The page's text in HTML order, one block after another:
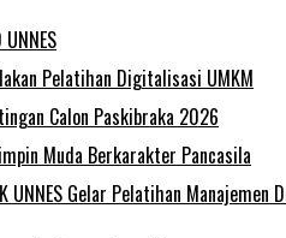
Pelatihan Digitalisasi UMKM
Calon Paskibraka 2026
Muda Berkarakter Pancasila
UNNES Gelar Pelatihan